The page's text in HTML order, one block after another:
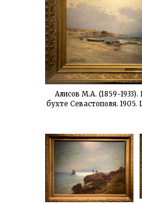
Алисов М.А. (1859-
бухте Севастополя.